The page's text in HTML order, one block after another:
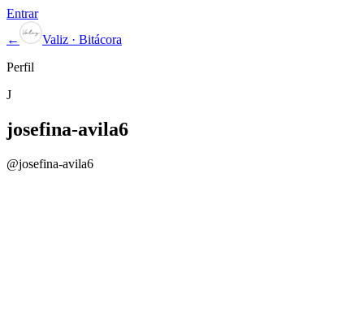
Entrar
←
Valiz · Bitácora
Perfil
J
josefina-avila6
@josefina-avila6